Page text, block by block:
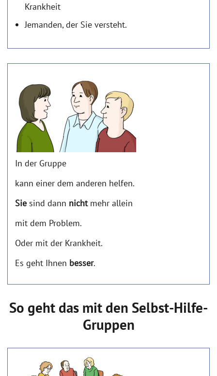
Krankheit
Jemanden, der Sie versteht.
In der Gruppe
kann einer dem anderen helfen.
Sie sind dann nichtmehr allein
mit dem Problem.
Oder mit der Krankheit.
Es geht Ihnen besser.
So geht das mit den Selbst-Hilfe-
Gruppen